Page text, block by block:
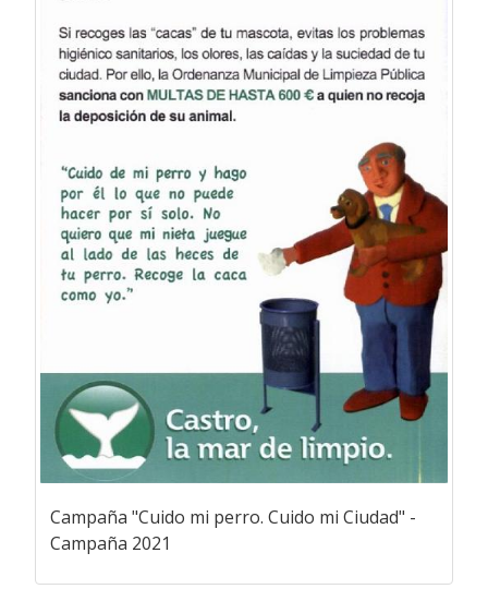
Campaña "Cuido mi perro. Cuido mi Ciudad" -
Campaña 2021